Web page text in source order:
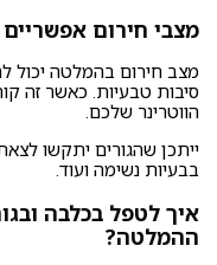
מצבי חירום
מצב חירום בהמלטה יכול
סיבות טבעיות. כאשר זה
הווטרינר שלכם.
ייתכן שהגורים יתקשו
בבעיות נשימה ועוד.
איך לטפל בכלבה
ההמלטה?